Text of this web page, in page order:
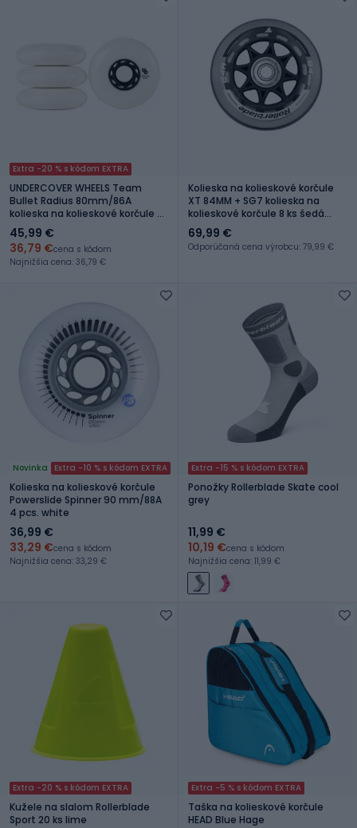
Extra -20 % s kódom EXTRA
UNDERCOVER WHEELS Team
Bullet Radius 80mm/86A
kolieska na kolieskové korčule 4
ks biele 406179
45,99 €
36,79 €cena s kódom
Najnižšia cena: 36,79 €
Kolieska na kolieskové korčule
XT 84MM + SG7 kolieska na
kolieskové korčule 8 ks šedá
06953400080
69,99 €
Odporúčaná cena výrobcu: 79,99 €
Novinka Extra -10 % s kódom EXTRA
Kolieska na kolieskové korčule
Powerslide Spinner 90 mm/88A
4 pcs. white
36,99 €
33,29 €cena s kódom
Najnižšia cena: 33,29 €
Extra -15 % s kódom EXTRA
Ponožky Rollerblade Skate cool
grey
11,99 €
10,19 €cena s kódom
Najnižšia cena: 11,99 €
Extra -20 % s kódom EXTRA
Kužele na slalom Rollerblade
Sport 20 ks lime
Extra -5 % s kódom EXTRA
Taška na kolieskové korčule
HEAD Blue Hage